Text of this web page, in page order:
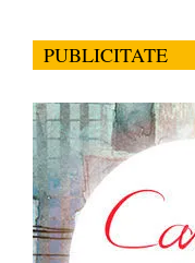
PUBLICITATE